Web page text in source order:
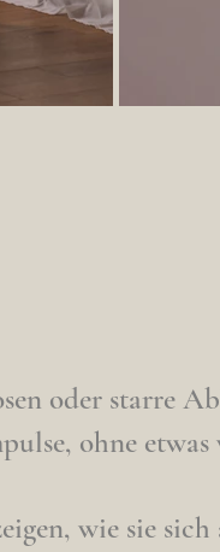
oder starre
ohne etwas
wie sie